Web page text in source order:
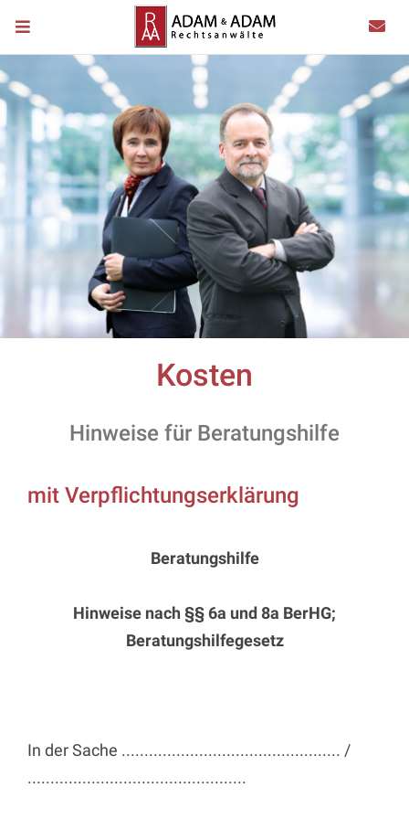
Kosten
Hinweise für Beratungshilfe
mit Verpflichtungserklärung
Beratungshilfe
Hinweise nach §§ 6a und 8a BerHG;
Beratungshilfegesetz
In der Sache ................................................ /
................................................